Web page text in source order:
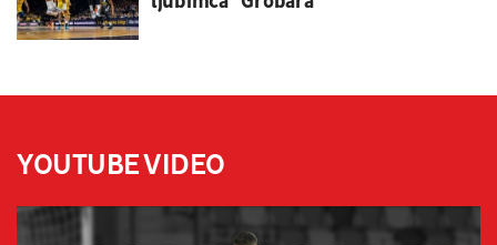
YOUTUBE VIDEO